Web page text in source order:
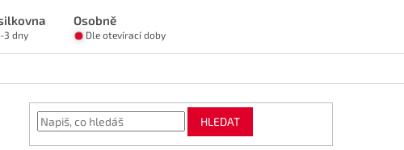
Osobně
3 dny Dle otevírací doby
HLEDAT